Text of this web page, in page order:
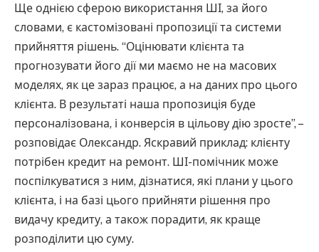
Ще однією сферою використання ШІ, за його
словами, є кастомізовані пропозиції та системи
прийняття рішень. “Оцінювати клієнта та
прогнозувати його дії ми маємо не на масових
моделях, як це зараз працює, а на даних про цього
клієнта. В результаті наша пропозиція буде
персоналізована, і конверсія в цільову дію зросте”, –
розповідає Олександр. Яскравий приклад: клієнту
потрібен кредит на ремонт. ШІ-помічник може
поспілкуватися з ним, дізнатися, які плани у цього
клієнта, і на базі цього прийняти рішення про
видачу кредиту, а також порадити, як краще
розподілити цю суму.